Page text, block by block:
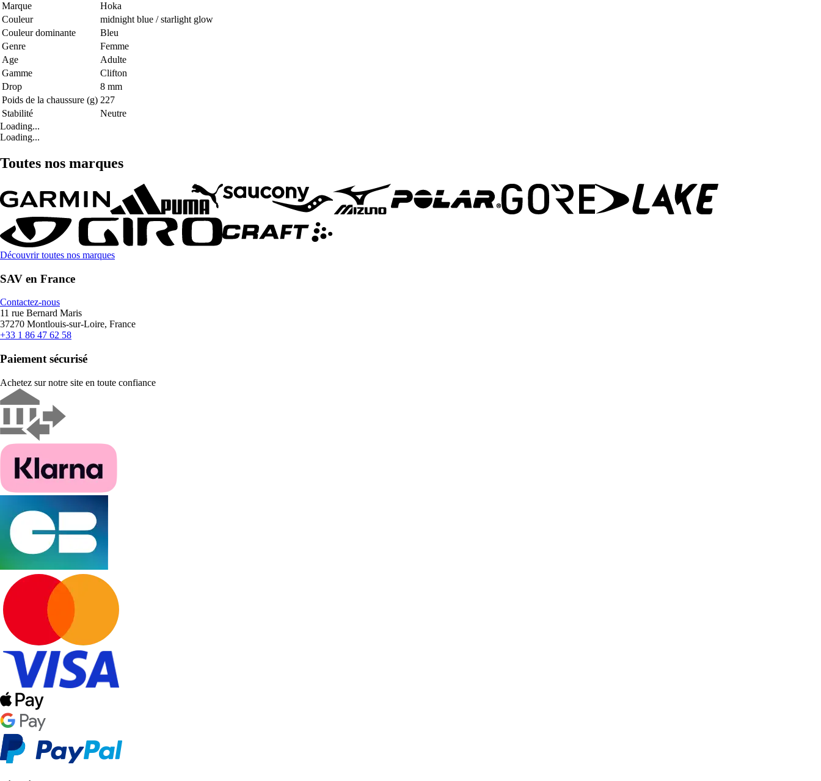
Marque
Hoka
Couleur
midnight blue / starlight glow
Couleur dominante
Bleu
Genre
Femme
Age
Adulte
Gamme
Clifton
Drop
8 mm
Poids de la chaussure (g) 227
Stabilité
Neutre
Loading...
Loading...
Toutes nos marques
Découvrir toutes nos marques
SAV en France
Contactez-nous
11 rue Bernard Maris
37270 Montlouis-sur-Loire, France
+33 1 86 47 62 58
Paiement sécurisé
Achetez sur notre site en toute confiance